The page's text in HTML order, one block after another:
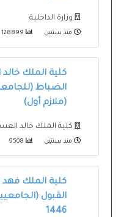
وزارة الداخلية
منذ سنتين
كلية الملك
(ملازم أول)
كلية الملك خالد
منذ سنتين
كلية الملك فهد
1446